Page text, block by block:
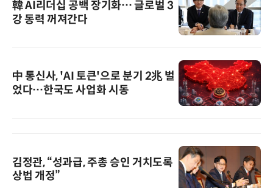
韓 AI리더십 공백 장기화… 글로벌 3
강 동력 꺼져간다
中 통신사, 'AI 토큰'으로 분기 2兆 벌
었다…한국도 사업화 시동
김정관, “성과급, 주총 승인 거치도록
상법 개정”